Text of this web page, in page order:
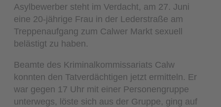
Asylbewerber steht im Verdacht, am 27. Juni
eine 20-jährige Frau in der Lederstraße am
Treppenaufgang zum Calwer Markt sexuell
belästigt zu haben.
Beamte des Kriminalkommissariats Calw
konnten den Tatverdächtigen jetzt ermitteln. Er
war gegen 17 Uhr mit einer Personengruppe
unterwegs, löste sich aus der Gruppe, ging auf